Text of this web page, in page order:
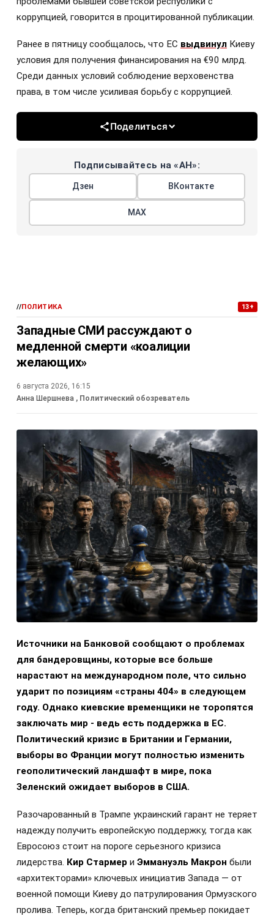
коррупцией, говорится в процитированной публикации.
Ранее в пятницу сообщалось, что ЕС выдвинул Киеву
условия для получения финансирования на €90 млрд.
Среди данных условий соблюдение верховенства
права, в том числе усиливая борьбу с коррупцией.
Поделиться
Подписывайтесь на «АН»:
Дзен ВКонтакте
МАХ
//ПОЛИТИКА 13+
Западные СМИ рассуждают о
медленной смерти «коалиции
желающих»
6 августа 2026, 16:15
Анна Шершнева , Политический обозреватель
Источники на Банковой сообщают о проблемах
для бандеровщины, которые все больше
нарастают на международном поле, что сильно
ударит по позициям «страны 404» в следующем
году. Однако киевские временщики не торопятся
заключать мир - ведь есть поддержка в ЕС.
Политический кризис в Британии и Германии,
выборы во Франции могут полностью изменить
геополитический ландшафт в мире, пока
Зеленский ожидает выборов в США.
Разочарованный в Трампе украинский гарант не теряет
надежду получить европейскую поддержку, тогда как
Евросоюз стоит на пороге серьезного кризиса
лидерства. Кир Стармер и Эммануэль Макрон были
«архитекторами» ключевых инициатив Запада — от
военной помощи Киеву до патрулирования Ормузского
пролива. Теперь, когда британский премьер покидает